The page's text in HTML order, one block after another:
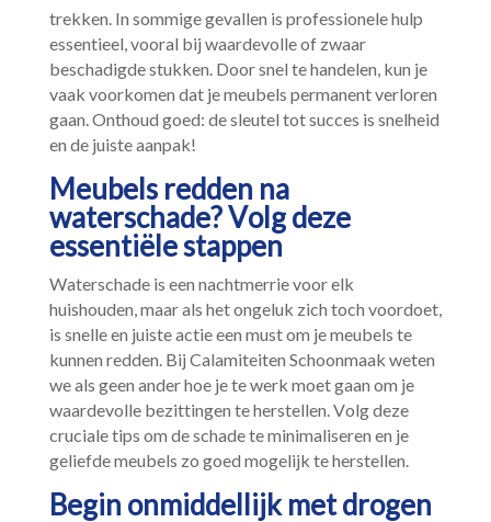
trekken.​ In sommige gevallen is professionele hulp
essentieel, vooral bij waardevolle of zwaar
beschadigde stukken.​ Door snel te handelen, kun je
vaak voorkomen dat je meubels permanent verloren
gaan.​ Onthoud goed: de sleutel tot succes is snelheid
en de juiste aanpak!
Meubels redden na
waterschade? Volg deze
essentiële stappen
Waterschade is een nachtmerrie voor elk
huishouden, maar als het ongeluk zich toch voordoet,
is snelle en juiste actie een must om je meubels te
kunnen redden.​ Bij Calamiteiten Schoonmaak weten
we als geen ander hoe je te werk moet gaan om je
waardevolle bezittingen te herstellen.​ Volg deze
cruciale tips om de schade te minimaliseren en je
geliefde meubels zo goed mogelijk te herstellen.​
Begin onmiddellijk met drogen